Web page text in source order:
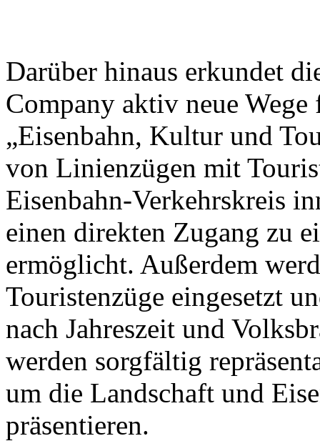
Darüber hinaus erkundet
Company aktiv neue
„Eisenbahn, Kultur und
von Linienzügen mit
Eisenbahn-Verkehrskreis
einen direkten Zugang zu
ermöglicht. Außerdem
Touristenzüge eingesetzt
nach Jahreszeit und
werden sorgfältig
um die Landschaft und
präsentieren.